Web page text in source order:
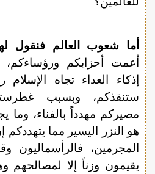
أما شعوب العالم فنقول
أعمت أحزابكم
إذكاء العداء تجاه
ستنقذكم، وبسبب
مصيركم مهدداً بالفناء، وما
هو النزر اليسير مما يتهددكم
المجرمين، فالرأسماليون
يقيمون وزناً إلا